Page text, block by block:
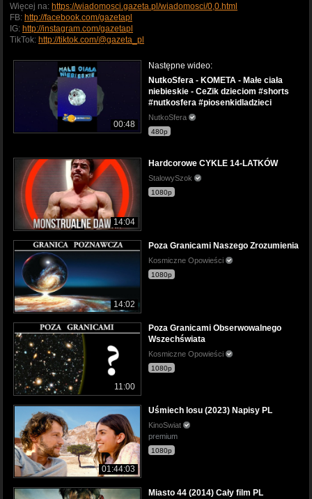
Więcej na: https://wiadomosci.gazeta.pl/wiadomosci/0,0.html
FB: http://facebook.com/gazetapl
IG: http://instagram.com/gazetapl
TikTok: http://tiktok.com/@gazeta_pl
00:48
Następne wideo:
NutkoSfera - KOMETA - Małe ciała
niebieskie - CeZik dzieciom #shorts
#nutkosfera #piosenkidladzieci
NutkoSfera
480p
14:04
Hardcorowe CYKLE 14-LATKÓW
StalowySzok
1080p
14:02
Poza Granicami Naszego Zrozumienia
Kosmiczne Opowieści
1080p
11:00
Poza Granicami Obserwowalnego
Wszechświata
Kosmiczne Opowieści
1080p
01:44:03
Uśmiech losu (2023) Napisy PL
KinoSwiat
premium
1080p
Miasto 44 (2014) Cały film PL